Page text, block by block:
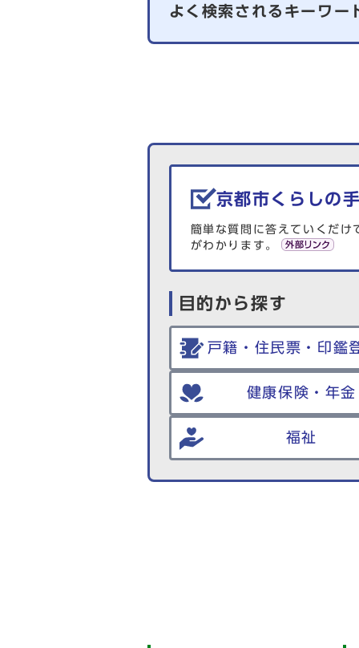
よく検索されるキーワー
京都市くらしの
簡単な質問に答えていくだけ
がわかります。
目的から探す
戸籍・住民票・印鑑
健康保険・年金
福祉